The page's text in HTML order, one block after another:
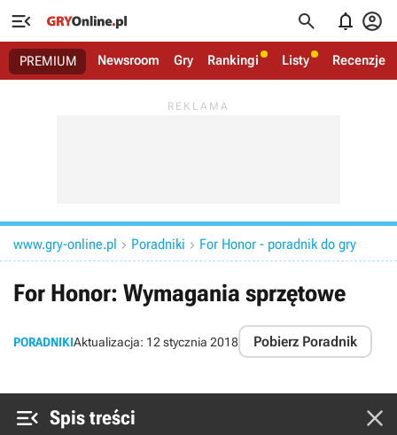
   
PREMIUM Newsroom Gry Rankingi Listy Recenzje
www.gry-online.pl  Poradniki  For Honor - poradnik do gry
For Honor: Wymagania sprzętowe
PORADNIKIAktualizacja: 12 stycznia 2018 Pobierz Poradnik
 Spis treści 